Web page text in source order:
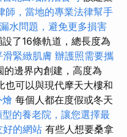
師，當地的專業法律幫手
水問題，避免更多損害
了16條軌道，總長度為
緊緻肌膚 辦護照需要攜
邊界內創建，高度為
也可以與現代摩天大樓和
每個人都在度假或冬天
的養老院，讓您選擇最
好的網站 有些人想要桑拿